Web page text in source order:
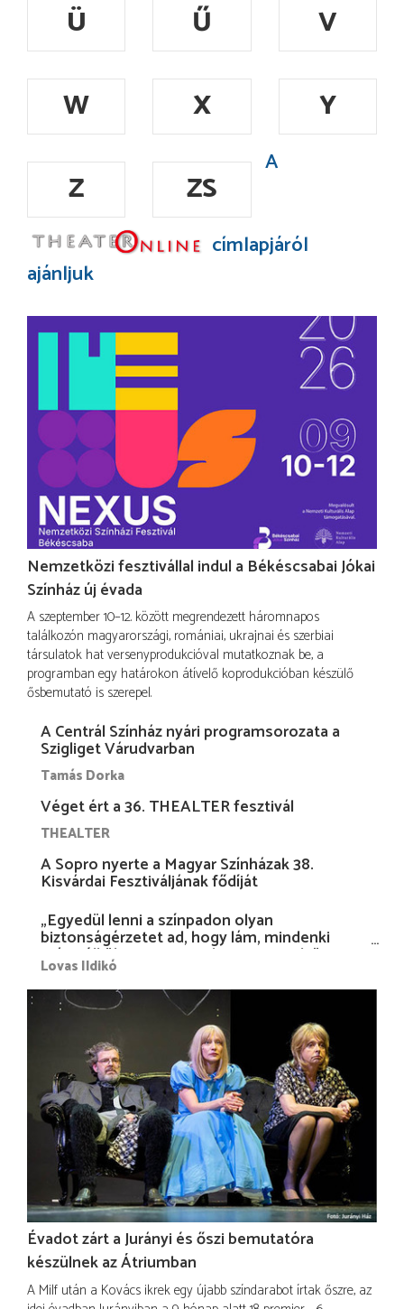
Ü
Ű
V
W
X
Y
Z
ZS
A
címlapjáról
ajánljuk
Nemzetközi fesztivállal indul a Békéscsabai Jókai
Színház új évada
A szeptember 10–12. között megrendezett háromnapos
találkozón magyarországi, romániai, ukrajnai és szerbiai
társulatok hat versenyprodukcióval mutatkoznak be, a
programban egy határokon átívelő koprodukcióban készülő
ősbemutató is szerepel.
A Centrál Színház nyári programsorozata a
Szigliget Várudvarban
Tamás Dorka
Véget ért a 36. THEALTER fesztivál
THEALTER
A Sopro nyerte a Magyar Színházak 38.
Kisvárdai Fesztiváljának fődíját
„Egyedül lenni a színpadon olyan
biztonságérzetet ad, hogy lám, mindenki
más nélkül is megvagyok magammal…”
Lovas Ildikó
Évadot zárt a Jurányi és őszi bemutatóra
készülnek az Átriumban
A Milf után a Kovács ikrek egy újabb színdarabot írtak őszre, az